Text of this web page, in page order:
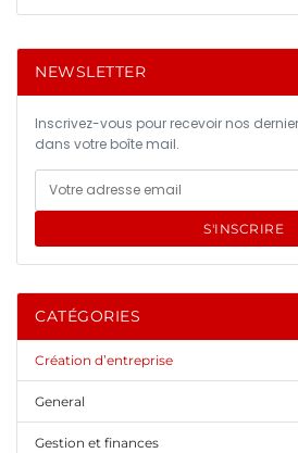
NEWSLETTER
Inscrivez-vous pour recevoir nos
dans votre boîte mail.
S'INSCRIRE
CATÉGORIES
Création d’entreprise
General
Gestion et finances